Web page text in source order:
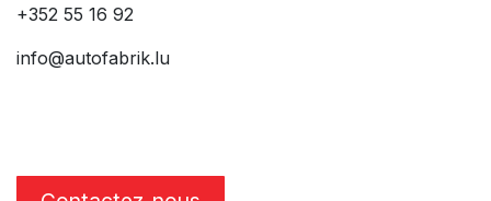
+352 55 16 92
info@autofabrik.lu